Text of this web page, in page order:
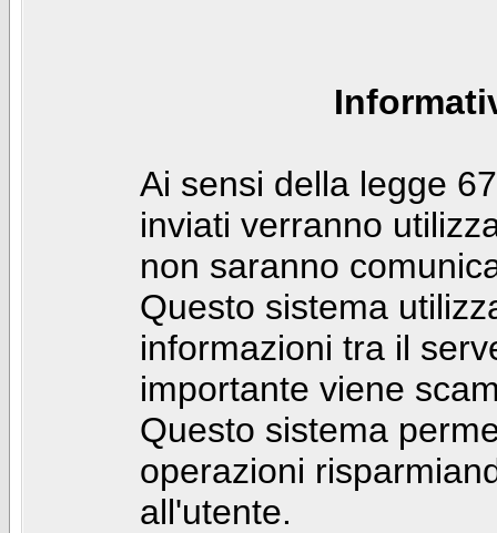
Ai sensi della legge
inviati verranno
non saranno
Questo sistema
informazioni tra il
importante viene
Questo sistema
operazioni
all'utente.